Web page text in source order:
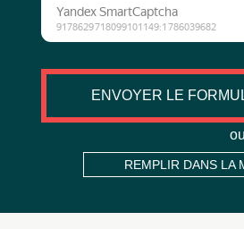
ENVOYER LE
ou
REMPLIR DANS LA